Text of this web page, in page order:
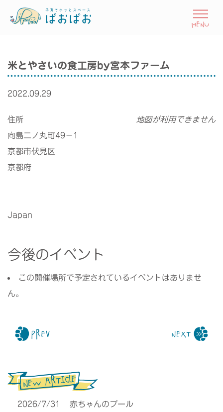
米とやさいの食工房by宮本ファーム
2022.09.29
地図が利用できません
住所
向島二ノ丸町49−1
京都市伏見区
京都府
Japan
今後のイベント
この開催場所で予定されているイベントはありませ
ん。
2026/7/31
赤ちゃんのプール